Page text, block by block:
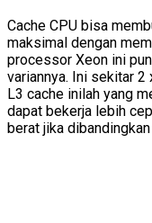
Cache CPU bisa
maksimal dengan
processor Xeon ini
variannya. Ini sekitar 2
L3 cache inilah yang
dapat bekerja lebih
berat jika